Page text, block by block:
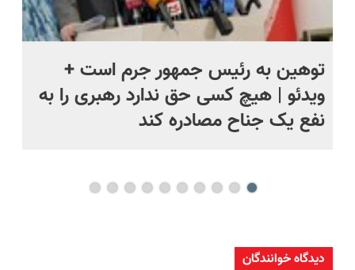
توهین به رئیس جمهور جرم است +
ویدئو | هیچ کسی حق ندارد رهبری را به
نفع یک جناح مصادره کند
دیدگاه خوانندگان